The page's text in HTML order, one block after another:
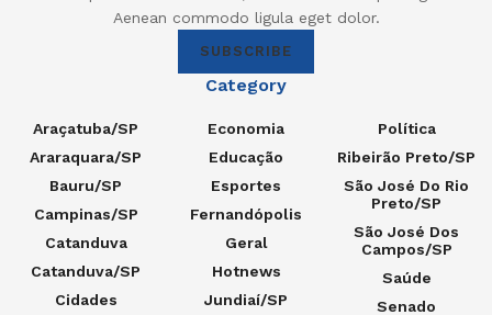
Aenean commodo ligula eget dolor.
SUBSCRIBE
Category
Araçatuba/SP
Araraquara/SP
Bauru/SP
Campinas/SP
Catanduva
Catanduva/SP
Cidades
Economia
Educação
Esportes
Fernandópolis
Geral
Hotnews
Jundiaí/SP
Política
Ribeirão Preto/SP
São José Do Rio
Preto/SP
São José Dos
Campos/SP
Saúde
Senado